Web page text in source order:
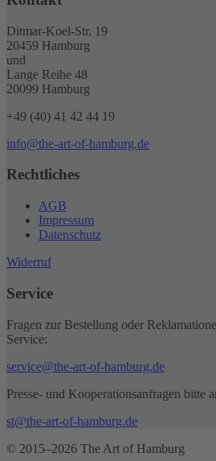
Ditmar-Koel-Str. 19
20459 Hamburg
und
Lange Reihe 48
20099 Hamburg
+49 (40) 41 42 44 19
info@the-art-of-hamburg.de
Rechtliches
AGB
Impressum
Datenschutz
Widerruf
Service
Fragen zur Bestellung oder
Service:
service@the-art-of-hamburg.de
Presse- und Kooperationsanfragen bitte
st@the-art-of-hamburg.de
© 2015–2026 The Art of Hamburg